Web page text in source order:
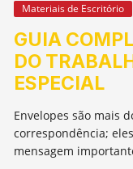
Materiais de Escritório
GUIA
DO
ESPECIAL
Envelopes são mais
correspondência;
mensagem